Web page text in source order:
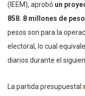
(IEEM), aprobó un
858. 8 millones de
pesos son para la
electoral, lo cual
diarios durante el
La partida presupuestal